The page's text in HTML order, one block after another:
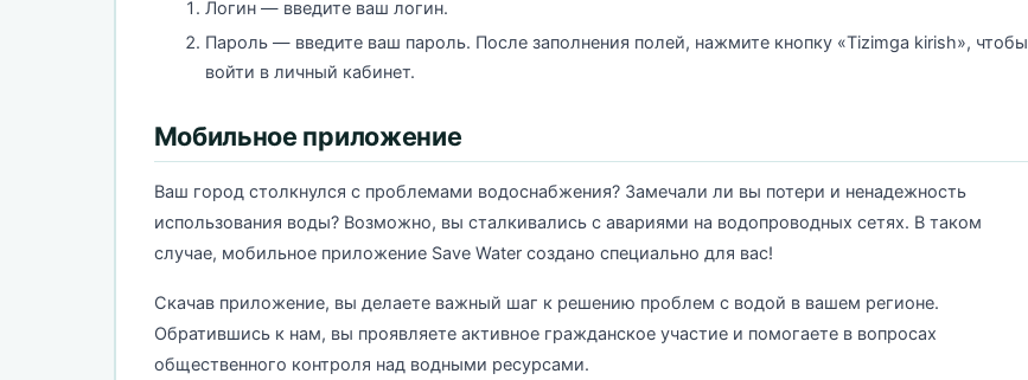
Логин — введите ваш логин.
Пароль — введите ваш пароль. После заполнения полей, нажмите кнопку «Tizimga kirish», чтобы
войти в личный кабинет.
Мобильное приложение
Ваш город столкнулся с проблемами водоснабжения? Замечали ли вы потери и ненадежность
использования воды? Возможно, вы сталкивались с авариями на водопроводных сетях. В таком
случае, мобильное приложение Save Water создано специально для вас!
Скачав приложение, вы делаете важный шаг к решению проблем с водой в вашем регионе.
Обратившись к нам, вы проявляете активное гражданское участие и помогаете в вопросах
общественного контроля над водными ресурсами.